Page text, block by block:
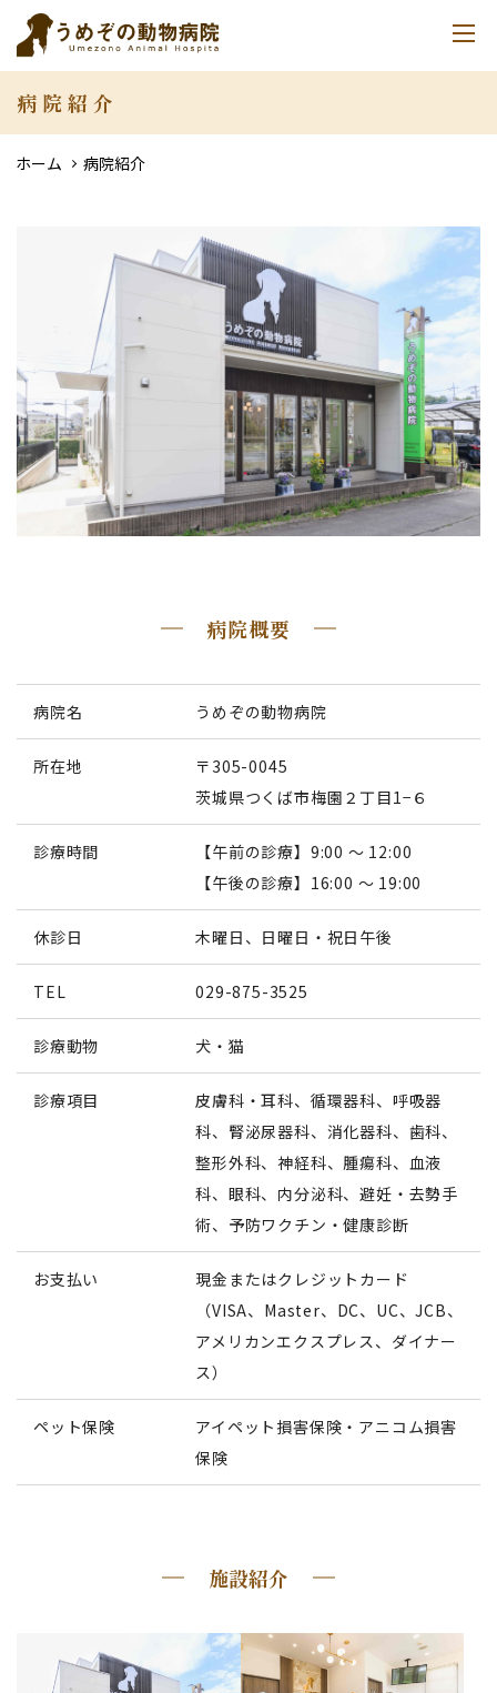
病院紹介
ホーム 病院紹介
病院概要
病院名 うめぞの動物病院
所在地
〒305-0045
茨城県つくば市梅園２丁目1−６
診療時間
【午前の診療】9:00 ～ 12:00
【午後の診療】16:00 ～ 19:00
休診日 木曜日、日曜日・祝日午後
TEL 029-875-3525
診療動物 犬・猫
診療項目
皮膚科・耳科、循環器科、呼吸器
科、腎泌尿器科、消化器科、歯科、
整形外科、神経科、腫瘍科、血液
科、眼科、内分泌科、避妊・去勢手
術、予防ワクチン・健康診断
お支払い
現金またはクレジットカード
（VISA、Master、DC、UC、JCB、
アメリカンエクスプレス、ダイナー
ス）
ペット保険
アイペット損害保険・アニコム損害
保険
施設紹介